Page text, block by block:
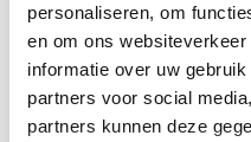
personaliseren, om
en om ons
informatie over uw
partners voor social
partners kunnen deze